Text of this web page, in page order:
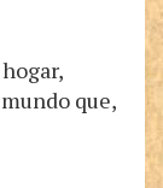
que,